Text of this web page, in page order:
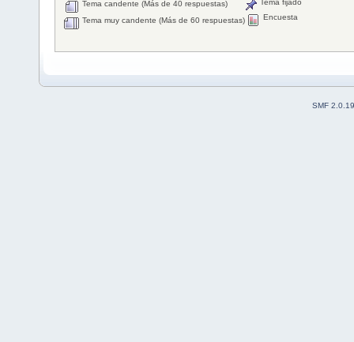
Tema candente (Más de 40 respuestas)
Tema muy candente (Más de 60 respuestas)
Encuesta
SMF 2.0.19